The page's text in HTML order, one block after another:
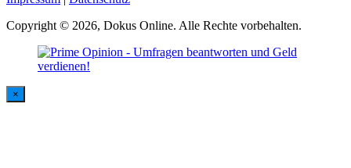
Copyright © 2026, Dokus Online. Alle Rechte vorbehalten.
×